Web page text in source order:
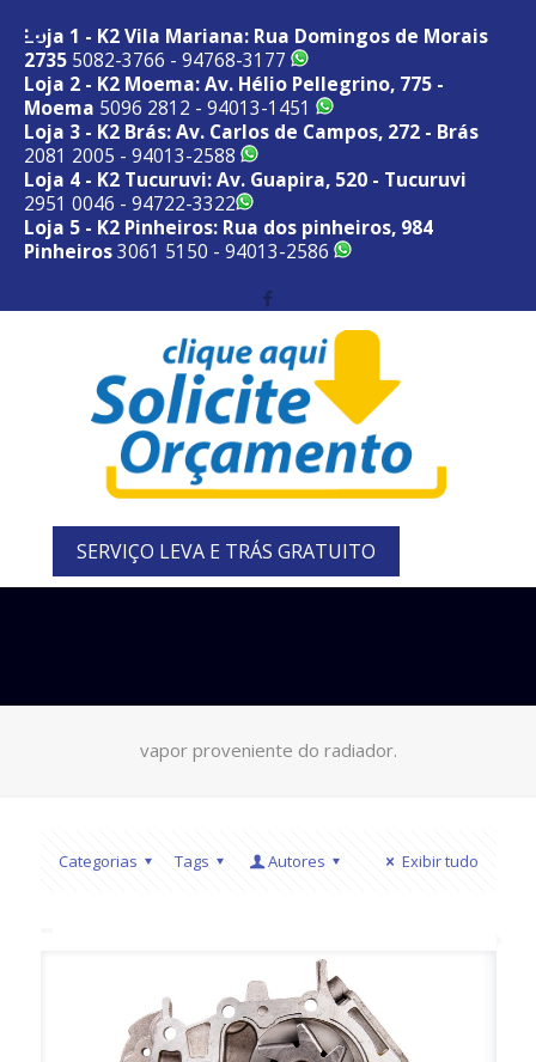
Loja 1 - K2 Vila Mariana: Rua Domingos de Morais
2735 5082-3766 - 94768-3177
Loja 2 - K2 Moema: Av. Hélio Pellegrino, 775 -
Moema 5096 2812 - 94013-1451
Loja 3 - K2 Brás: Av. Carlos de Campos, 272 - Brás
2081 2005 - 94013-2588
Loja 4 - K2 Tucuruvi: Av. Guapira, 520 - Tucuruvi
2951 0046 - 94722-3322
Loja 5 - K2 Pinheiros: Rua dos pinheiros, 984
Pinheiros3061 5150 - 94013-2586
SERVIÇO LEVA E TRÁS GRATUITO
vapor proveniente do radiador.
Categorias Tags Autores Exibir tudo